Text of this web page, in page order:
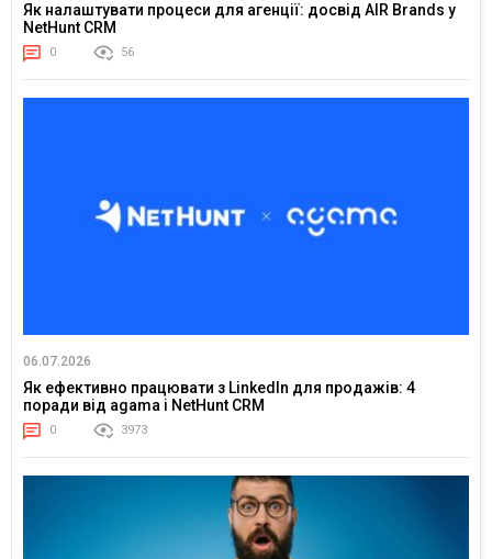
Як налаштувати процеси для агенції: досвід AIR Brands у
NetHunt CRM
0 56
06.07.2026
Як ефективно працювати з LinkedIn для продажів: 4
поради від agama і NetHunt CRM
0 3973